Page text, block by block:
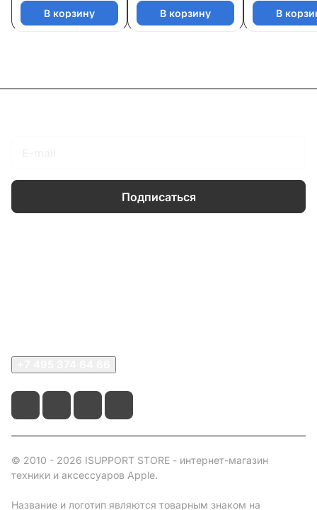
В корзину
В корзину В
Подписаться
© 2010 - 2026 ISUPPORT STORE - интернет-магазин
техники и аксессуаров Apple.
Название и логотип являются товарным знаком на